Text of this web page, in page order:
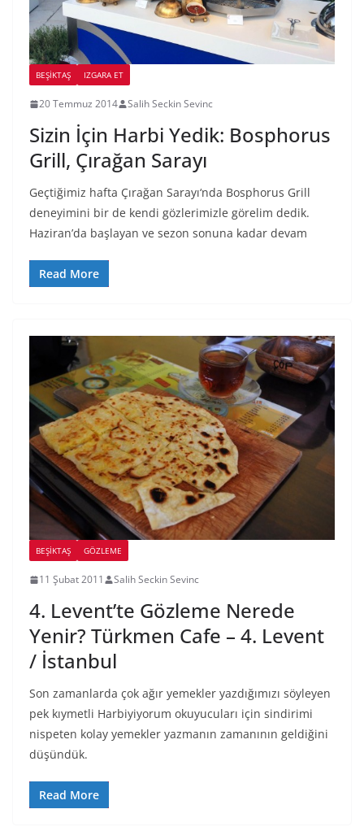
BEŞIKTAŞ IZGARA ET
20 Temmuz 2014 Salih Seckin Sevinc
Sizin İçin Harbi Yedik: Bosphorus
Grill, Çırağan Sarayı
Geçtiğimiz hafta Çırağan Sarayı‘nda Bosphorus Grill
deneyimini bir de kendi gözlerimizle görelim dedik.
Haziran’da başlayan ve sezon sonuna kadar devam
Read More
BEŞIKTAŞ GÖZLEME
11 Şubat 2011 Salih Seckin Sevinc
4. Levent’te Gözleme Nerede
Yenir? Türkmen Cafe – 4. Levent
/ İstanbul
Son zamanlarda çok ağır yemekler yazdığımızı söyleyen
pek kıymetli Harbiyiyorum okuyucuları için sindirimi
nispeten kolay yemekler yazmanın zamanının geldiğini
düşündük.
Read More